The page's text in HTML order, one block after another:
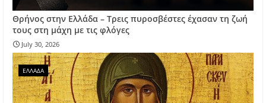
Θρήνος στην Ελλάδα – Τρεις πυροσβέστες έχασαν τη ζωή
τους στη μάχη με τις φλόγες
July 30, 2026
ΕΛΛΑΔΑ